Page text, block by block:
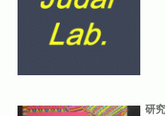
研